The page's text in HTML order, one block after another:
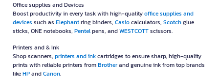
Office supplies and Devices
Boost productivity in every task with high-qualityoffice supplies and
devices such as Elephantring binders, Casiocalculators, Scotchglue
sticks, ONE notebooks, Pentelpens, andWESTCOTTscissors.
Printers and & Ink
Shop scanners, printers and inkcartridges to ensure sharp, high-quality
prints with reliable printers fromBrotherand genuine ink from top brands
likeHPandCanon.